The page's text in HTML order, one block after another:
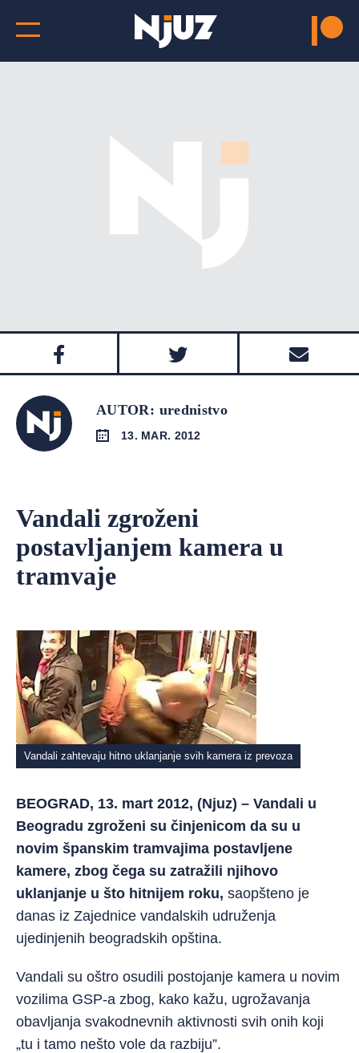
AUTOR: urednistvo
13. MAR. 2012
Vandali zgroženi
postavljanjem kamera u
tramvaje
Vandali zahtevaju hitno uklanjanje svih kamera iz prevoza
BEOGRAD, 13. mart 2012, (Njuz) – Vandali u
Beogradu zgroženi su činjenicom da su u
novim španskim tramvajima postavljene
kamere, zbog čega su zatražili njihovo
uklanjanje u što hitnijem roku, saopšteno je
danas iz Zajednice vandalskih udruženja
ujedinjenih beogradskih opština.
Vandali su oštro osudili postojanje kamera u novim
vozilima GSP-a zbog, kako kažu, ugrožavanja
obavljanja svakodnevnih aktivnosti svih onih koji
„tu i tamo nešto vole da razbiju”.